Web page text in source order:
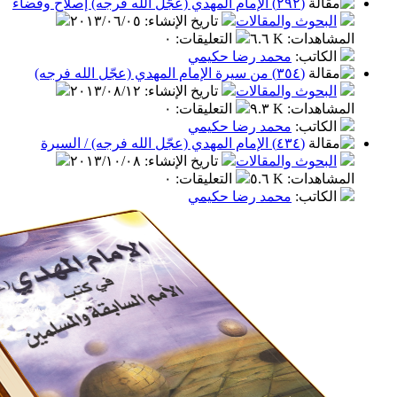
والمقالات
تاريخ الإنشاء :٢٠١٣/٠٦/٠٥
٦.٦ K التعليقات:٠
محمد رضا حكيمي
والمقالات
تاريخ الإنشاء :٢٠١٣/٠٨/١٢
٩.٣ K التعليقات:٠
محمد رضا حكيمي
والمقالات
تاريخ الإنشاء :٢٠١٣/١٠/٠٨
٥.٦ K التعليقات:٠
محمد رضا حكيمي